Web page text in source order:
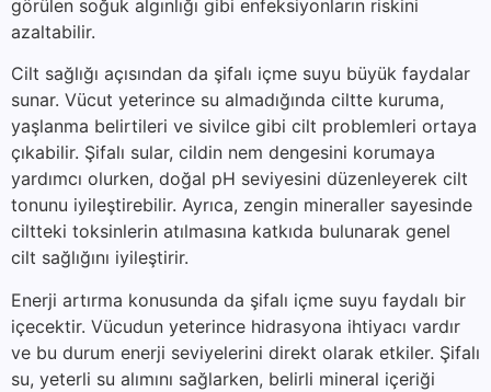
görülen soğuk algınlığı gibi enfeksiyonların riskini
azaltabilir.
Cilt sağlığı açısından da şifalı içme suyu büyük faydalar
sunar. Vücut yeterince su almadığında ciltte kuruma,
yaşlanma belirtileri ve sivilce gibi cilt problemleri ortaya
çıkabilir. Şifalı sular, cildin nem dengesini korumaya
yardımcı olurken, doğal pH seviyesini düzenleyerek cilt
tonunu iyileştirebilir. Ayrıca, zengin mineraller sayesinde
ciltteki toksinlerin atılmasına katkıda bulunarak genel
cilt sağlığını iyileştirir.
Enerji artırma konusunda da şifalı içme suyu faydalı bir
içecektir. Vücudun yeterince hidrasyona ihtiyacı vardır
ve bu durum enerji seviyelerini direkt olarak etkiler. Şifalı
su, yeterli su alımını sağlarken, belirli mineral içeriği